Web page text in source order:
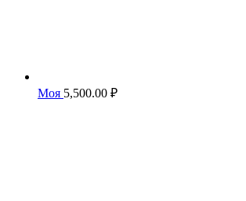
Моя 5,500.00 ₽